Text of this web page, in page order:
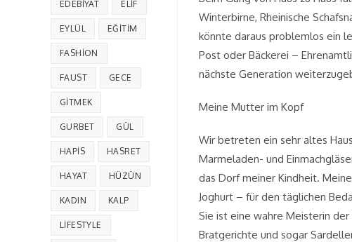
Winterbirne, Rheinische
könnte daraus problemlos ein
Post oder Bäckerei –
nächste Generation
Meine Mutter im Kopf
Wir betreten ein sehr altes
Marmeladen- und
das Dorf meiner Kindheit.
Joghurt – für den täglichen
Sie ist eine wahre Meisterin
Bratgerichte und sogar
EDEBIYAT ELIF
EYLÜL EĞITIM
FASHION
FAUST GECE
GITMEK
GURBET GÜL
HAPIS HASRET
HAYAT HÜZÜN
KADIN KALP
LIFESTYLE